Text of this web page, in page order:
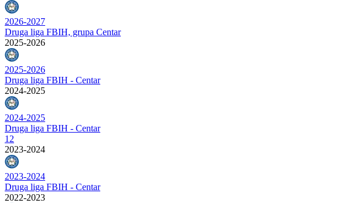
2026-2027
Druga liga FBIH, grupa Centar
2025-2026
2025-2026
Druga liga FBIH - Centar
2024-2025
2024-2025
Druga liga FBIH - Centar
12
2023-2024
2023-2024
Druga liga FBIH - Centar
2022-2023